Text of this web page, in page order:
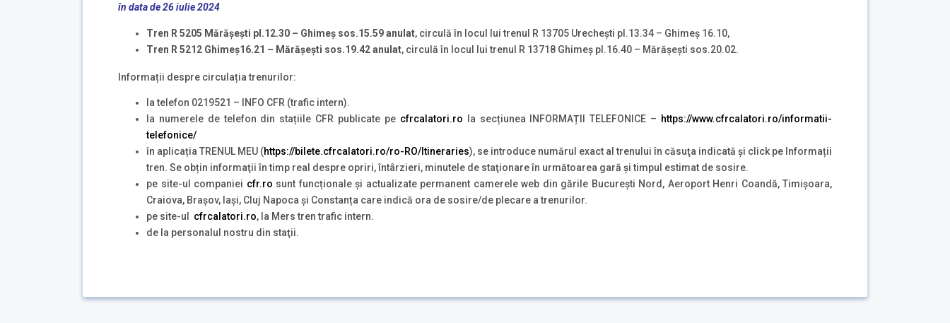
în data de 26 iulie 2024
Tren R 5205 Mărășești pl.12.30 – Ghimeș sos.15.59anulat, circulă în locul lui trenul R 13705 Urechești pl.13.34 – Ghimeş 16.10,
Tren R 5212 Ghimeș16.21 – Mărășești sos.19.42 anulat, circulă în locul lui trenul R 13718 Ghimeș pl.16.40 – Mărășești sos.20.02.
Informații despre circulația trenurilor:
la telefon 0219521 – INFO CFR (trafic intern).
la numerele de telefon din stațiile CFR publicate pe cfrcalatori.ro la secțiunea INFORMAȚII TELEFONICE – https://www.cfrcalatori.ro/informatii-
telefonice/
în aplicația TRENUL MEU (https://bilete.cfrcalatori.ro/ro-RO/Itineraries), se introduce numărul exact al trenului în căsuţa indicată şi click pe Informații
tren. Se obțin informaţii în timp real despre opriri, întârzieri, minutele de staţionare în următoarea gară şi timpul estimat de sosire.
pe site-ul companiei cfr.ro sunt funcționale și actualizate permanent camerele web din gările București Nord, Aeroport Henri Coandă, Timișoara,
Craiova, Brașov, Iași, Cluj Napoca și Constanța care indică ora de sosire/de plecare a trenurilor.
pe site-ul cfrcalatori.ro, la Mers tren trafic intern.
de la personalul nostru din staţii.